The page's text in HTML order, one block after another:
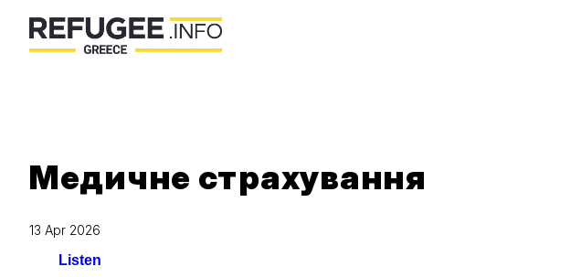
Медичне страхування
13 Apr 2026
Listen